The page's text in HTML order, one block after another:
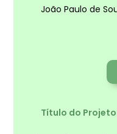
João Paulo de
Título do Projeto